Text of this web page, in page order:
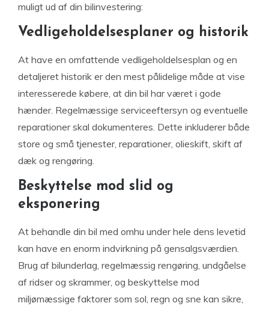
muligt ud af din bilinvestering:
Vedligeholdelsesplaner og historik
At have en omfattende vedligeholdelsesplan og en
detaljeret historik er den mest pålidelige måde at vise
interesserede købere, at din bil har været i gode
hænder. Regelmæssige serviceeftersyn og eventuelle
reparationer skal dokumenteres. Dette inkluderer både
store og små tjenester, reparationer, olieskift, skift af
dæk og rengøring.
Beskyttelse mod slid og
eksponering
At behandle din bil med omhu under hele dens levetid
kan have en enorm indvirkning på gensalgsværdien.
Brug af bilunderlag, regelmæssig rengøring, undgåelse
af ridser og skrammer, og beskyttelse mod
miljømæssige faktorer som sol, regn og sne kan sikre,